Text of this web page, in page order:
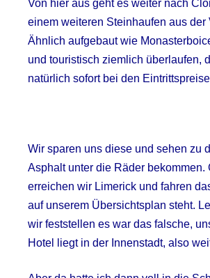
Von hier aus geht es weiter nach
einem weiteren Steinhaufen aus der
Ähnlich aufgebaut wie
und touristisch ziemlich überlaufen,
natürlich sofort bei den
Wir sparen uns diese und sehen zu
Asphalt unter die Räder bekommen.
erreichen wir Limerick und fahren
auf unserem Übersichtsplan steht.
wir feststellen es war das falsche,
Hotel liegt in der Innenstadt, also